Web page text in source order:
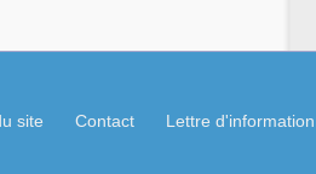
site Contact Lettre d'information